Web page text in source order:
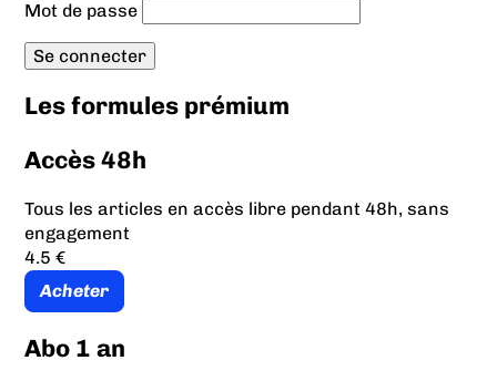
Mot de passe
Les formules prémium
Accès 48h
Tous les articles en accès libre pendant 48h, sans
engagement
4.5 €
Acheter
Abo 1 an